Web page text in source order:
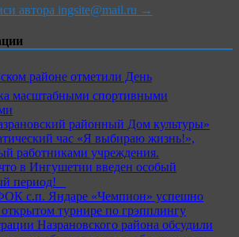
автора ingsite@mail.ru →
районе отметили День
масштабными спортивными
районный Дом культуры»
час «Я выбираю жизнь!»,
работниками учреждения.
в Ингушетии введен особый
период!⁣⁣⠀
с.п. Яндаре «Чемпион» успешно
турнире по грэпплингу
Назрановского района обсудили